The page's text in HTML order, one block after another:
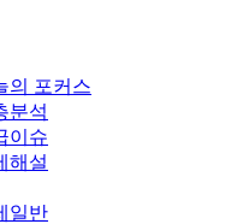
의 포커스
분석
이슈
해설
일반